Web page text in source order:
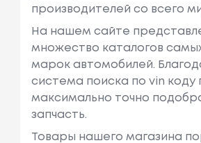
производителей со всего
На нашем сайте
множество каталогов
марок автомобилей.
система поиска по vin коду
максимально точно
запчасть.
Товары нашего магазина